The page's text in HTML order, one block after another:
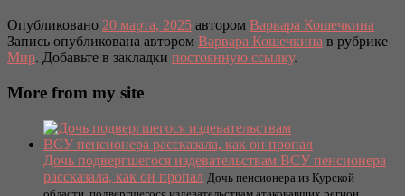
Опубликовано 20 марта, 2025 автором Варвара Кошечкина
Запись опубликована автором Варвара Кошечкина в рубрике
Мир. Добавьте в закладки постоянную ссылку.
More from my site
Дочь подвергшегося издевательствам ВСУ пенсионера
рассказала, как он пропал Дочь пенсионера из Курской